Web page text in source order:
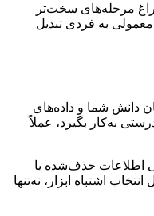
مرحله‌های سخت‌تر
به فردی تبدیل
دانش شما و داده‌های
به‌کار بگیرد، عملاً
اطلاعات حذف‌شده یا
اشتباه ابزار، نه‌تنها